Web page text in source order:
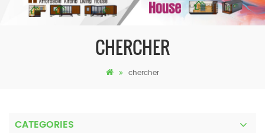
CHERCHER
chercher
CATEGORIES